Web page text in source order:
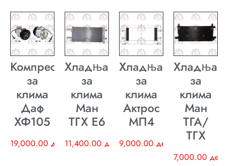
Компресор
за
клима
Даф
ХФ105
19,000.00 ден
Хладњак
за
клима
Ман
ТГХ E6
11,400.00 ден
Хладњак
за
клима
Актрос
МП4
9,000.00 ден
Хладњак
за
клима
Ман
ТГА/
ТГХ
7,000.00 ден